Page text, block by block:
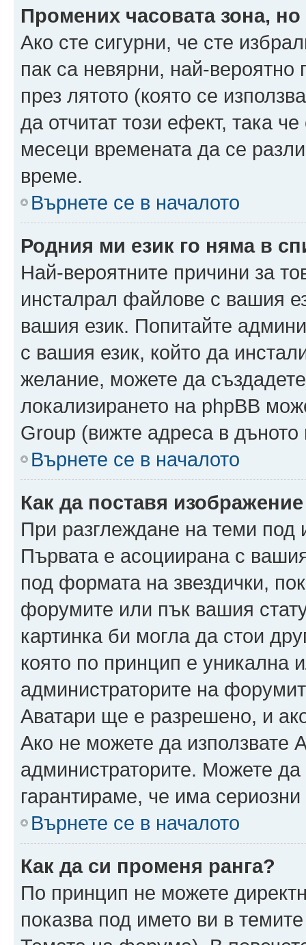
Промених часовата зона,
Ако сте сигурни, че сте
пак са невярни, най-
през лятото (която се
да отчитат този ефект, така
месеци времената да се
време.
Върнете се в началото
Родния ми език го няма в
Най-вероятните причини за
инсталрал файлове с вашия
вашия език. Попитайте
с вашия език, който да
желание, можете да
локализирането на phpBB
Group (вижте адреса в дъното
Върнете се в началото
Как да поставя
При разглеждане на теми под
Първата е асоциирана с
под формата на звездички,
форумите или пък вашия
картинка би могла да стои
която по принцип е уникална
администраторите на
Аватари ще е разрешено, и
Ако не можете да използвате
администраторите. Можете да
гарантираме, че има сериозни
Върнете се в началото
Как да си променя ранга?
По принцип не можете
показва под името ви в